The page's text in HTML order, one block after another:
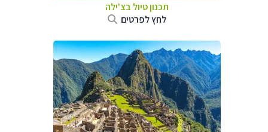
תכנון טיול בצ'ילה
לחץ לפרטים